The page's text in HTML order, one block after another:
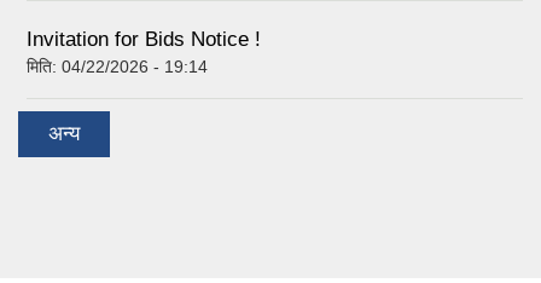
Invitation for Bids Notice !
मिति: 04/22/2026 - 19:14
अन्य